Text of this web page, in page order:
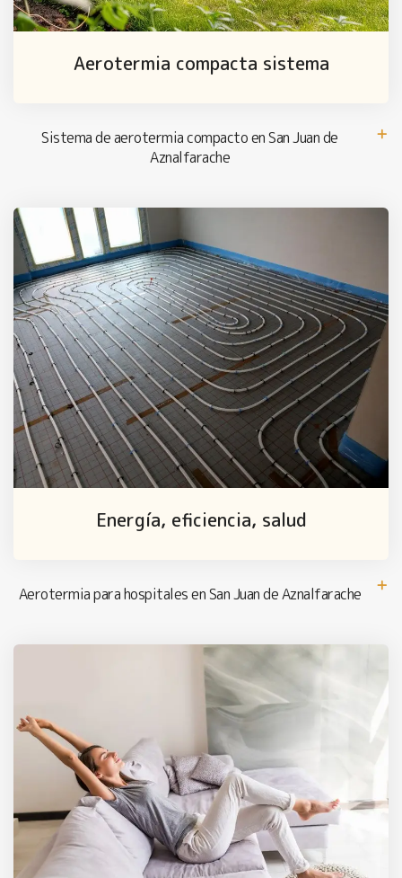
Aerotermia compacta sistema
Sistema de aerotermia compacto en San Juan de
Aznalfarache
Energía, eficiencia, salud
Aerotermia para hospitales en San Juan de Aznalfarache